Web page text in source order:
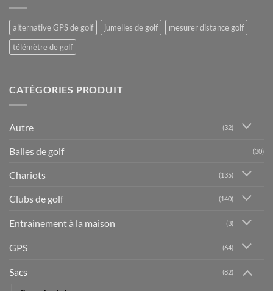
alternative GPS de golf jumelles de golf
mesurer distance golf
télémètre de golf
CATÉGORIES PRODUIT
Autre (32)
Balles de golf (30)
Chariots (135)
Clubs de golf (140)
Entrainement à la maison (3)
GPS (64)
Sacs (82)